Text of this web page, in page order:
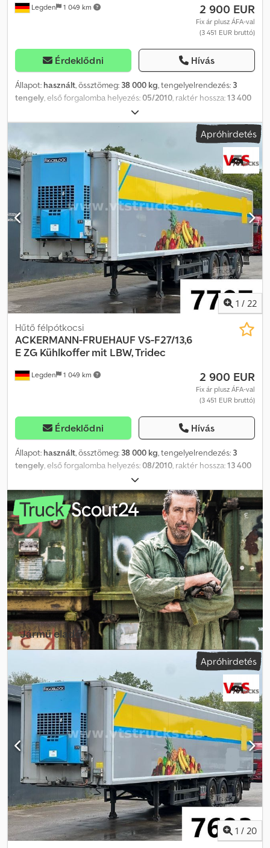
Legden 1 049 km 2 900 EUR
Fix ár plusz ÁFA-val
(3 451 EUR bruttó)
Érdeklődni Hívás
Állapot: használt, össztömeg: 38 000 kg, tengelyelrendezés: 3
tengely , első forgalomba helyezés:05/2010 , raktér hossza:13 400
2 480 mm
teljes szélesség:2 600 mm, teljes magasság:3 850 mm,
, * Tridec * Emelőhátfal Dwodpfx Adjma E
Rvjxea * Emelt tengely * Frigoblock HK 25 hűtőaggregát *
EuroScan ---- Belső járműszám: 7770 ---- Az elírásokért és az
időközbeni értékesítésért nem vállalunk felelősséget.
Apróhirdetés
1 / 22
Legden 1 049 km
Hűtő félpótkocsi
ACKERMANN-FRUEHAUF VS-F27/13,6
E ZG Kühlkoffer mit LBW, Tridec
2 900 EUR
Fix ár plusz ÁFA-val
(3 451 EUR bruttó)
Érdeklődni Hívás
Állapot: használt, össztömeg: 38 000 kg, tengelyelrendezés: 3
tengely, első forgalomba helyezés:08/2010, raktér hossza:13 400
2 480 mm
teljes szélesség:2 600 mm, teljes magasság:3 850 mm,
Felszereltség:ABS , * Tridec * Emelőhátfal * Emelőtengely *
Frigoblock HK 25 hűtőegység Dwsdsllr H Ropfx Adxea * EuroScan
----Belső járműszám: 7707----Az elírások és közbenső értékesítés
jogát fenntartjuk. WhatsApp-támogatás elérhető! Járművel
kapcsolatos kérdés vagy további információ esetén forduljon
hozzánk kényelmesen WhatsApp-on keresztül. Whatsapp
Whatsapp
Jármű eladó?
Apróhirdetés
1 / 20